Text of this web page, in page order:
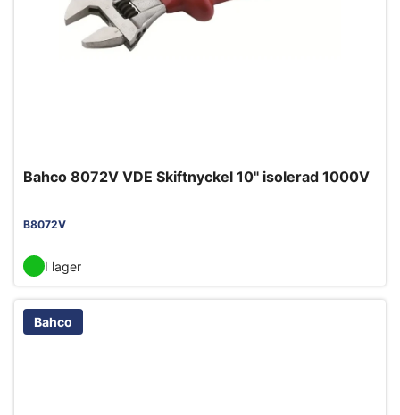
Bahco 8072V VDE Skiftnyckel 10" isolerad 1000V
B8072V
I lager
Bahco